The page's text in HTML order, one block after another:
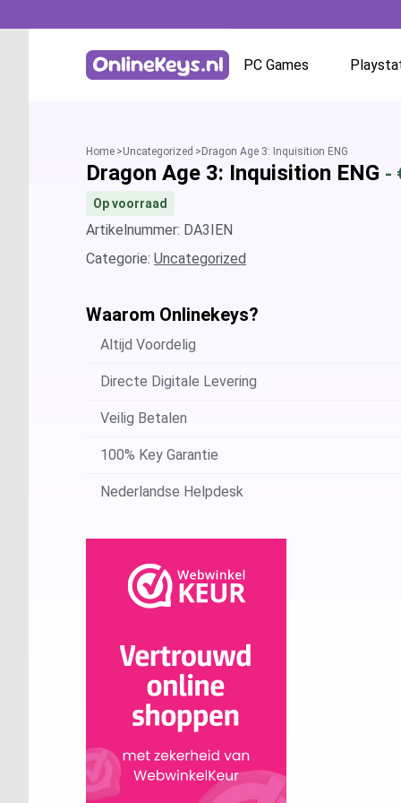
PC Games
GOG.com
Ubisoft / Uplay
Home Uncategorized Dragon Age 3: Inquisition ENG
Dragon Age 3: Inquisition ENG -
Op voorraad
Artikelnummer: DA3IEN
Categorie: Uncategorized
Waarom Onlinekeys?
Altijd Voordelig
Directe Digitale Levering
Veilig Betalen
100% Key Garantie
Nederlandse Helpdesk